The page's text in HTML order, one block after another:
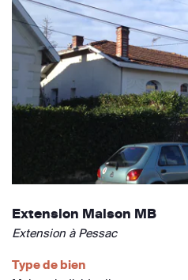
Extension Maison MB
Extension à Pessac
Type de bien